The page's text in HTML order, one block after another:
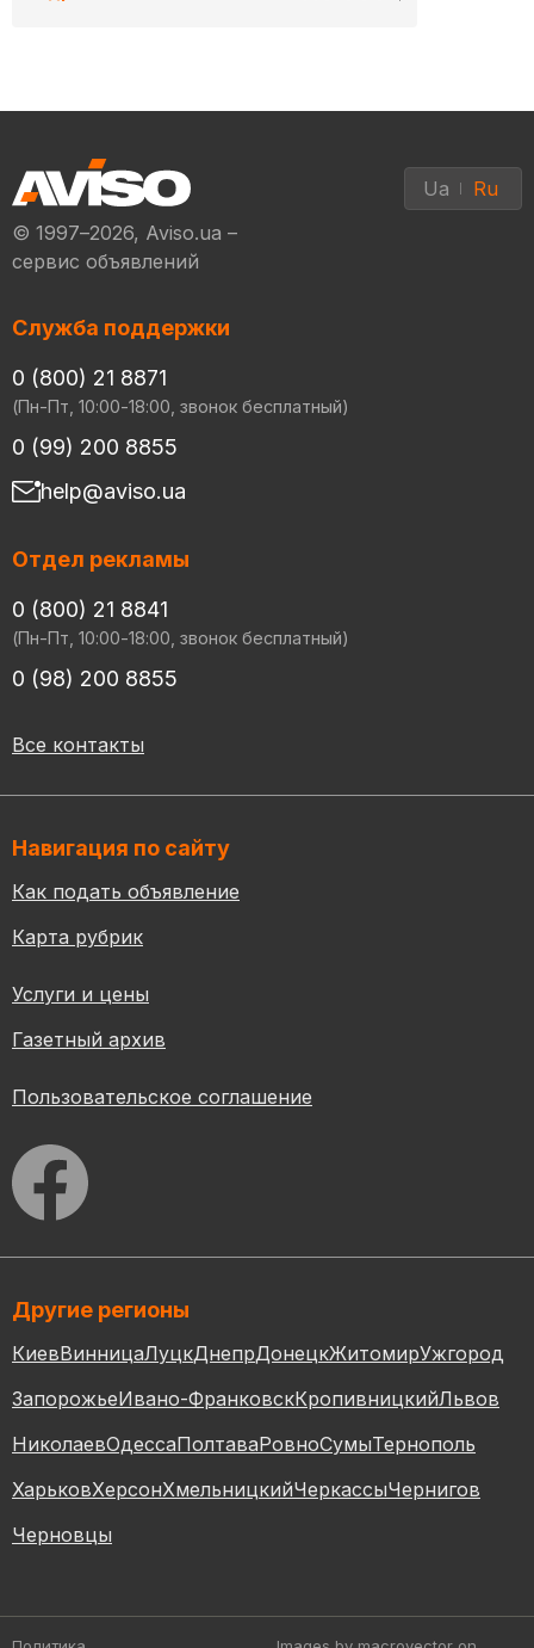
© 1997–2026, Aviso.ua –
сервис объявлений
Ua Ru
Служба поддержки
0 (800) 21 8871
(Пн-Пт, 10:00-18:00, звонок бесплатный)
0 (99) 200 8855
help@aviso.ua
Отдел рекламы
0 (800) 21 8841
(Пн-Пт, 10:00-18:00, звонок бесплатный)
0 (98) 200 8855
Все контакты
Навигация по сайту
Как подать объявление
Карта рубрик
Услуги и цены
Газетный архив
Пользовательское соглашение
Другие регионы
КиевВинницаЛуцкДнепрДонецкЖитомирУжгород
ЗапорожьеИвано-ФранковскКропивницкийЛьвов
НиколаевОдессаПолтаваРовноСумыТернополь
ХарьковХерсонХмельницкийЧеркассыЧернигов
Черновцы